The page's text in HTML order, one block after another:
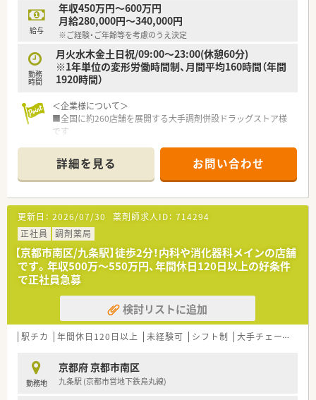
給与
年収450万円～600万円
月給280,000円～340,000円
※ご経験・ご年齢等を考慮のうえ決定
勤務
時間
月火水木金土日祝/09:00～23:00(休憩60分)
※1年単位の変形労働時間制、月間平均160時間（年間
1920時間）
＜企業様について＞
■全国に約260店舗を展開する大手調剤併設ドラッグストア様
です
て積極的に業務拡大を図っている安定性抜群の企業です！
＜働き方について＞
■1年間の変形労働時間制を採用されています
■年間休日は120日～125日と高水準◎最大で20日連休の取得
可能です♪
■コース区分も自由に選択できますので、ご自身のライフスタイ
ルに合わせて転勤範囲をお選び頂くことが可能です
■育休は最大で3年間まで取得可能と好待遇◎育休からの復帰率
は100%！ライフイベントがあっても長くお勤めいただける環境
です
＜福利厚生について＞
・総合共済会、企業年金基金、団体生命保険、社員持株会、財形貯
蓄、買物割引制度などたくさんの福利厚生を用意されています！
＜教育研修制度について＞
■基礎教育やビジネススクールなどの一般教育から、管理薬剤師
研修や総合研修、専門研修など専門教育など、段階に分けての教
詳細を見る お問い合わせ
更新日： 2026/07/30 薬剤師求人ID： 714294
正社員
調剤薬局
【京都市南区/九条駅】徒歩2分！内科や消化器科メインの店舗
です。年収500万～550万円、年間休日120日以上の好条件
で正社員急募
検討リストに追加
駅チカ 年間休日120日以上 未経験可 シフト制 大手チェーン以外
勤務地
京都府 京都市南区
九条駅 (京都市営地下鉄烏丸線)